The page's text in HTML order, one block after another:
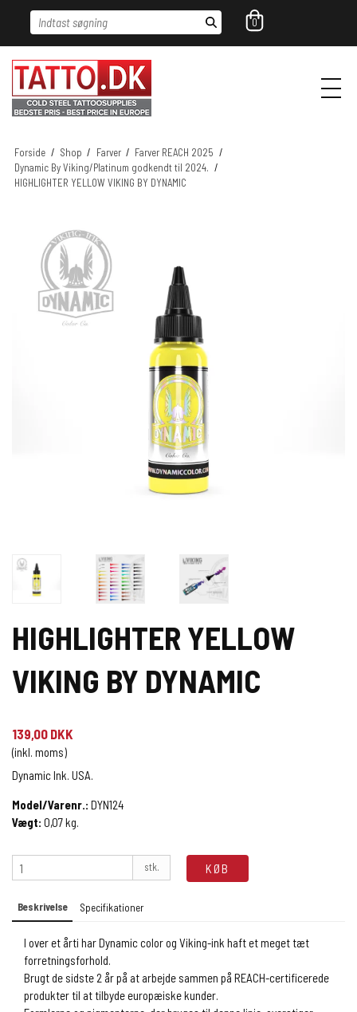
Indtast søgning 0
Forside / Shop / Farver / Farver REACH 2025 /
Dynamic By Viking/Platinum godkendt til 2024. /
HIGHLIGHTER YELLOW VIKING BY DYNAMIC
HIGHLIGHTER YELLOW
VIKING BY DYNAMIC
139,00 DKK
(inkl. moms)
Dynamic Ink. USA.
Model/Varenr.: DYN124
Vægt: 0,07kg.
stk. KØB
Beskrivelse Specifikationer
I over et årti har Dynamic color og Viking-ink haft et meget tæt
forretningsforhold.
Brugt de sidste 2 år på at arbejde sammen på REACH-certificerede
produkter til at tilbyde europæiske kunder.